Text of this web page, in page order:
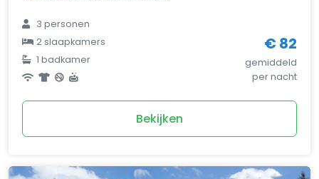
3 personen
2 slaapkamers
1 badkamer
€ 82
gemiddeld
per nacht
Bekijken